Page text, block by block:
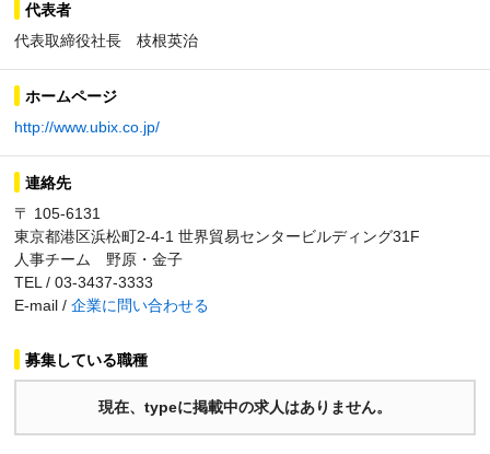
代表者
代表取締役社長 枝根英治
ホームページ
http://www.ubix.co.jp/
連絡先
〒 105-6131
東京都港区浜松町2-4-1 世界貿易センタービルディング31F
人事チーム 野原・金子
TEL / 03-3437-3333
E-mail / 企業に問い合わせる
募集している職種
現在、typeに掲載中の求人はありません。